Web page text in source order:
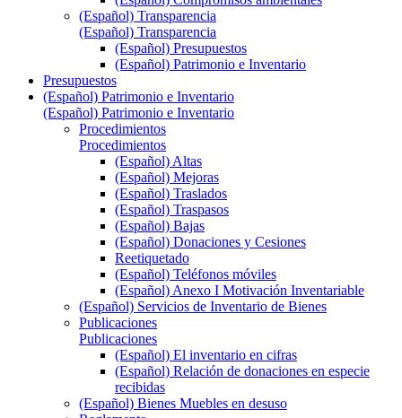
(Español) Transparencia
(Español) Transparencia
(Español) Presupuestos
(Español) Patrimonio e Inventario
Presupuestos
(Español) Patrimonio e Inventario
(Español) Patrimonio e Inventario
Procedimientos
Procedimientos
(Español) Altas
(Español) Mejoras
(Español) Traslados
(Español) Traspasos
(Español) Bajas
(Español) Donaciones y Cesiones
Reetiquetado
(Español) Teléfonos móviles
(Español) Anexo I Motivación Inventariable
(Español) Servicios de Inventario de Bienes
Publicaciones
Publicaciones
(Español) El inventario en cifras
(Español) Relación de donaciones en especie
recibidas
(Español) Bienes Muebles en desuso